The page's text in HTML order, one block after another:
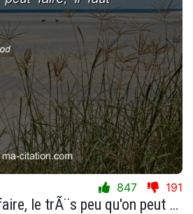
847 191
Le peu qu'on peut faire, le trÃ¨s peu qu'on peut faire, il faut le faire.